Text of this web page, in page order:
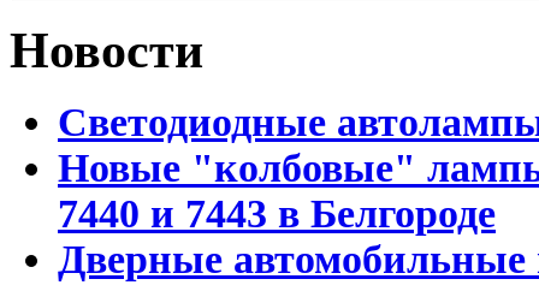
Новости
Светодиодные
Новые "колбовые"
7440 и 7443 в Белгороде
Дверные автомобильные